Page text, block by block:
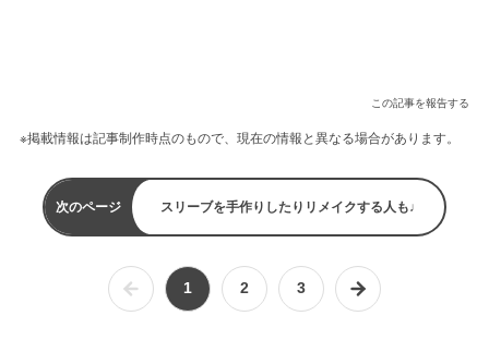
この記事を報告する
※掲載情報は記事制作時点のもので、現在の情報と異なる場合があります。
次のページ スリーブを手作りしたりリメイクする人も♩
1 2 3